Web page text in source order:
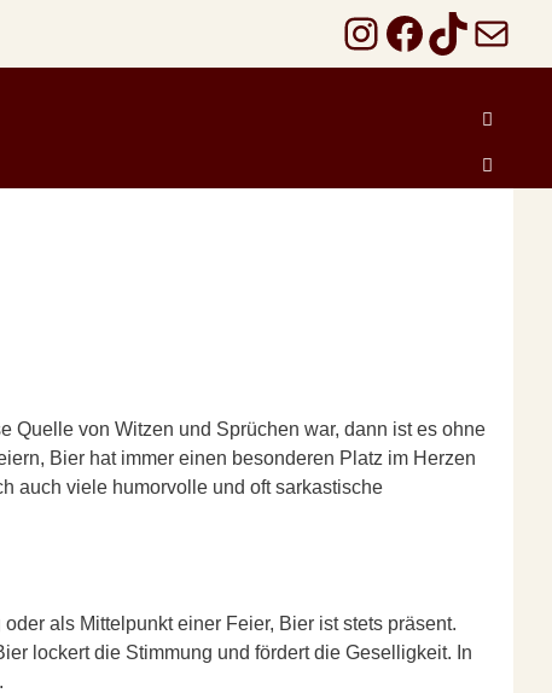
Instagram
TikTok
E-Mail
Quelle von Witzen und Sprüchen war, dann ist es ohne
Bier hat immer einen besonderen Platz im Herzen
auch viele humorvolle und oft sarkastische
als Mittelpunkt einer Feier, Bier ist stets präsent.
lockert die Stimmung und fördert die Geselligkeit. In